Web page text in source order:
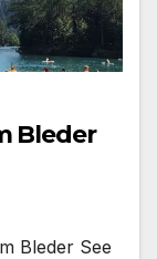
Bleder
Bleder See